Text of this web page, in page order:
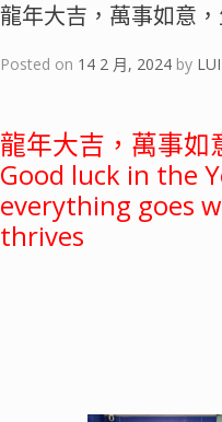
龍年大吉，萬事如意，
Posted on 14 2 月, 2024 by
龍年大吉，萬事如
Good luck in the
everything goes
thrives